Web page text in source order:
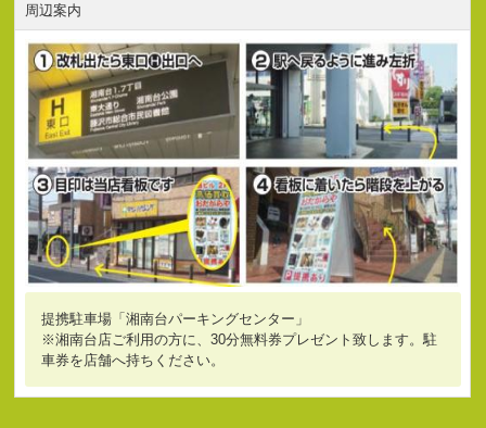
周辺案内
提携駐車場「湘南台パーキングセンター」
※湘南台店ご利用の方に、30分無料券プレゼント致します。駐
車券を店舗へ持ちください。